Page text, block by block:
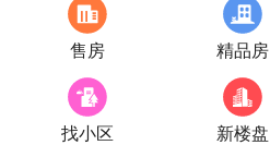
售房 精品房
找小区 新楼盘